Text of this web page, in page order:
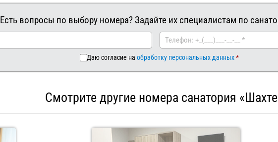
Есть вопросы по выбору номера? Задайте их специалистам по
Даю согласие на обработку персональных данных
Смотрите другие номера санатория